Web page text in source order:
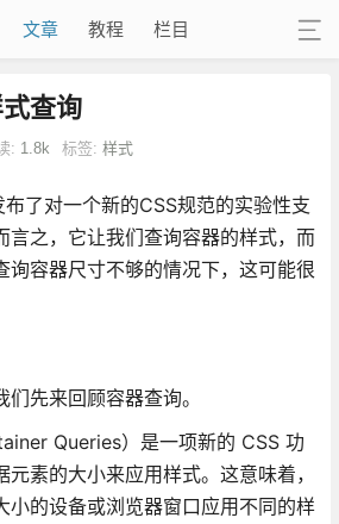
文章 教程 栏目
查询
: 1.8k 标签: 样式
了对一个新的CSS规范的实验性支
言之，它让我们查询容器的样式，而
询容器尺寸不够的情况下，这可能很
先来回顾容器查询。
Queries）是一项新的 CSS 功
素的大小来应用样式。这意味着，
小的设备或浏览器窗口应用不同的样